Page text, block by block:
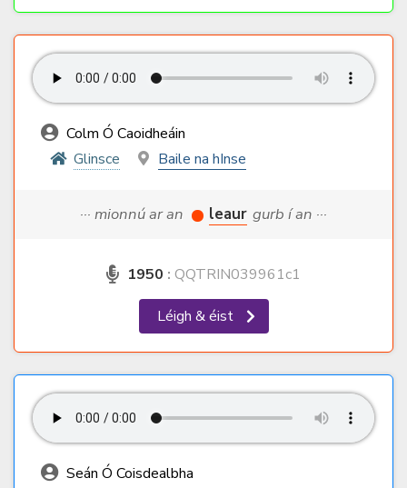
Colm Ó Caoidheáin
Glinsce
Baile na hInse
··· mionnú ar an leaur gurb í an ···
1950 : QQTRIN039961c1
Léigh & éist
Seán Ó Coisdealbha